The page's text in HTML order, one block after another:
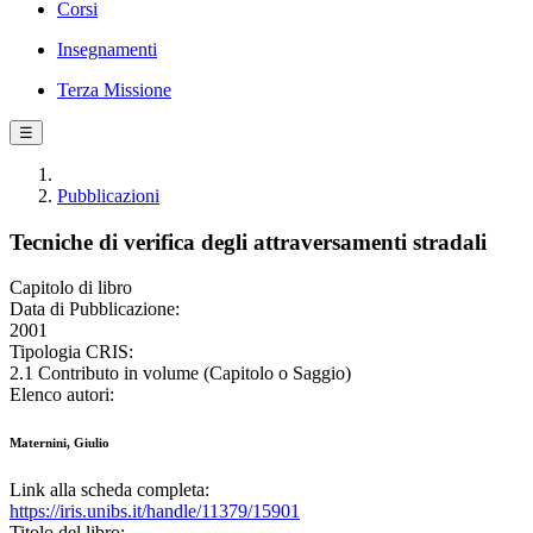
Corsi
Insegnamenti
Terza Missione
☰
Pubblicazioni
Tecniche di verifica degli attraversamenti stradali
Capitolo di libro
Data di Pubblicazione:
2001
Tipologia CRIS:
2.1 Contributo in volume (Capitolo o Saggio)
Elenco autori:
Maternini, Giulio
Link alla scheda completa:
https://iris.unibs.it/handle/11379/15901